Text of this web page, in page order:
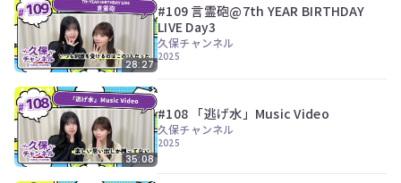
28:27
#109 言霊砲@7th YEAR BIRTHDAY
LIVE Day3
久保チャンネル
2025
35:08
#108 「逃げ水」Music Video
久保チャンネル
2025